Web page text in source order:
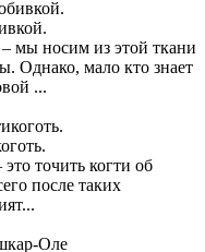
мы носим из этой ткани
Однако, мало кто знает
...
точить когти об
после таких